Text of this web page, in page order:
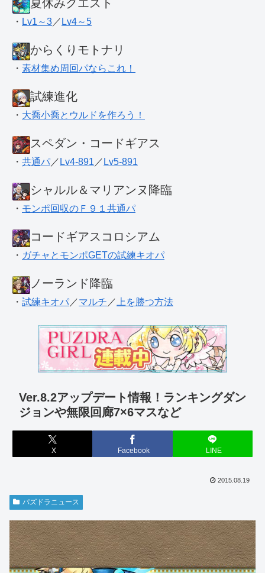
夏休みクエスト
・ Lv1～3 ／ Lv4～5
からくりモトナリ
・ 素材集め周回パならこれ！
試練進化
・ 大喬小喬とウルドを作ろう！
スペダン・コードギアス
・ 共通パ ／ Lv4-891 ／ Lv5-891
シャルル＆マリアンヌ降臨
・ モンポ回収のＦ９１共通パ
コードギアスコロシアム
・ ガチャとモンポGETの試練キオパ
ノーランド降臨
・ 試練キオパ ／マルチ ／ 上を勝つ方法
Ver.8.2アップデート情報！ランキングダン
ジョンや無限回廊7×6マスなど
X Facebook LINE
2015.08.19
パズドラニュース